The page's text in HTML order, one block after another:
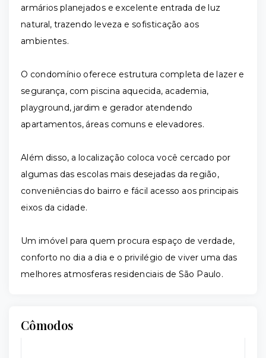
armários planejados e excelente entrada de luz
natural, trazendo leveza e sofisticação aos
ambientes.
O condomínio oferece estrutura completa de lazer e
segurança, com piscina aquecida, academia,
playground, jardim e gerador atendendo
apartamentos, áreas comuns e elevadores.
Além disso, a localização coloca você cercado por
algumas das escolas mais desejadas da região,
conveniências do bairro e fácil acesso aos principais
eixos da cidade.
Um imóvel para quem procura espaço de verdade,
conforto no dia a dia e o privilégio de viver uma das
melhores atmosferas residenciais de São Paulo.
Cômodos